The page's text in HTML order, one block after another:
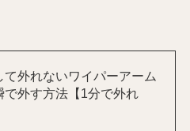
て外れないワイパーアーム
で外す方法【1分で外れ